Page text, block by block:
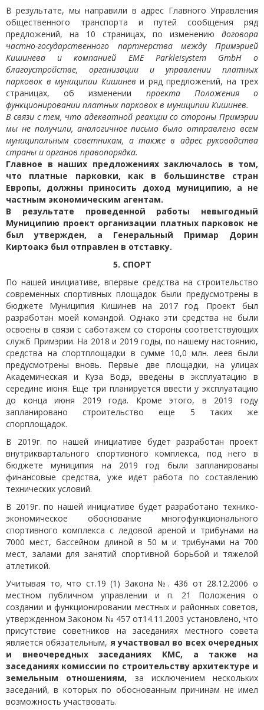
В результате, мы направили в адрес Главного Управления
общественного транспорта и путей сообщения ряд
предложений, на 10 страницах, по изменению договора
частно-государственного партнерства между Примэрией
Кишинева и компанией EME Parkleisystem GmbH о
благоустройстве, организации и управлении платных
парковок в муниципии Кишинев и ряд предложений, на трех
страницах, об изменении проекта Положения о
функционировании платных парковок в муниципии Кишинев.
В связи с тем, что адекватной реакции со стороны Примэрии
мы не получили, аналогичное письмо было отправлено всем
муниципальным советникам, а также в адрес руководства
страны и органов правопорядка.
Главное в наших предложениях заключалось в том,
что платные парковки, как в большинстве стран
Европы, должны приносить доход муниципию, а не
частным экономическим агентам.
В результате проведенной работы невыгодный
Муниципию проект организации платных парковок не
был утвержден, а Генеральный Примар Дорин
Киртоакэ был отправлен в отставку.
5. СПОРТ
По нашей инициативе, впервые средства на строительство
современных спортивных площадок были предусмотрены в
бюджете Муниципия Кишинев на 2017 год. Проект был
разработан моей командой. Однако эти средства не были
освоены в связи с саботажем со стороны соответствующих
служб Примэрии. На 2018 и 2019 годы, по нашему настоянию,
средства на спортплощадки в сумме 10,0 млн. леев были
предусмотрены вновь. Первые две площадки, на улицах
Академическая и Куза Водэ, введены в эксплуатацию в
середине июня. Еще три планируется ввести у эксплуатацию
до конца июня 2019 года. Кроме этого, в 2019 году
запланировано строительство еще 5 таких же
спорплощадок.
В 2019г. по нашей инициативе будет разработан проект
внутриквартального спортивного комплекса, под него в
бюджете муниципия на 2019 год были запланированы
финансовые средства, уже идет работа по составлению
технических условий.
В 2019г. по нашей инициативе будет разработано технико-
экономическое обоснование многофункционального
спортивного комплекса с ледовой ареной и трибунами на
7000 мест, бассейном длиной в 50 м и трибунами на 700
мест, залами для занятий спортивной борьбой и тяжелой
атлетикой.
Учитывая то, что ст.19 (1) Закона №. 436 от 28.12.2006 о
местном публичном управлении и п. 21 Положения о
создании и функционировании местных и районных советов,
утвержденном Законом № 457 от14.11.2003 установлено, что
присутствие советников на заседаниях местного совета
является обязательным, я участвовал во всех очередных
и внеочередных заседаниях КМС, а также на
заседаниях комиссии по строительству архитектуре и
земельным отношениям, за исключением нескольких
заседаний, в которых по обоснованным причинам не имел
возможность участвовать.